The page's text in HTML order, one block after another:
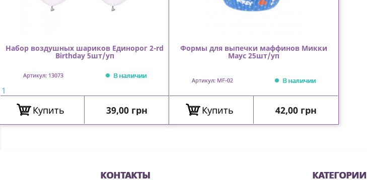
Набор воздушных шариков Единорог 2-rd
Birthday 5шт/уп
Артикул: 13073 В наличии
1
Купить Цена
39,00 грн
Формы для выпечки маффинов Микки
Маус 25шт/уп
Артикул: MF-02 В наличии
Купить Цена
42,00 грн
КОНТАКТЫ КАТЕГОРИИ